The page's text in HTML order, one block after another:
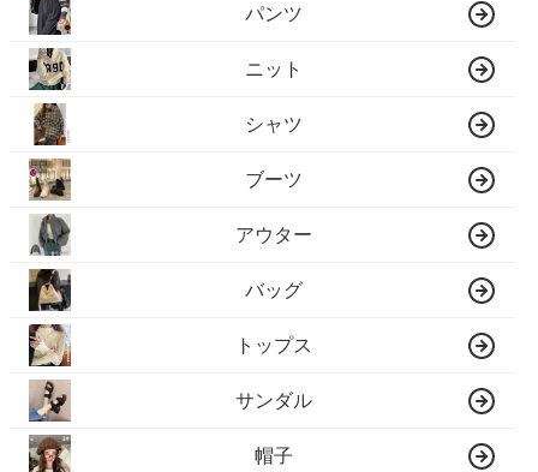
パンツ
ニット
シャツ
ブーツ
アウター
バッグ
トップス
サンダル
帽子